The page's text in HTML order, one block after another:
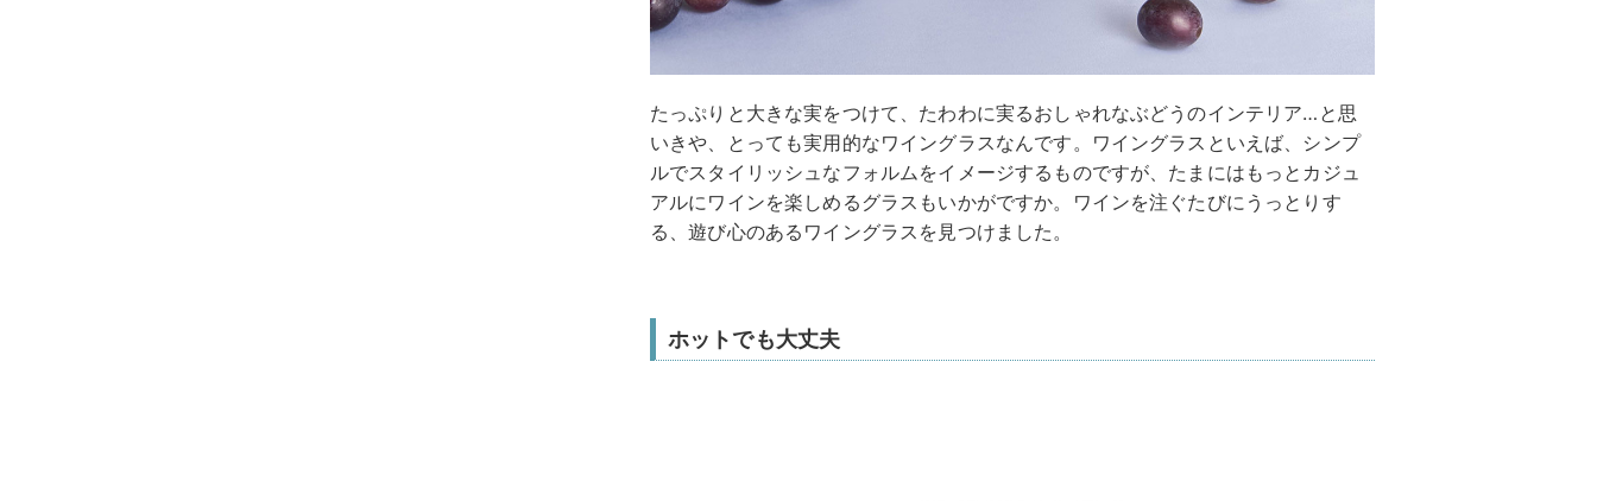
たっぷりと大きな実をつけて、たわわに実るおしゃれなぶどうのインテリア…と思
いきや、とっても実用的なワイングラスなんです。ワイングラスといえば、シンプ
ルでスタイリッシュなフォルムをイメージするものですが、たまにはもっとカジュ
アルにワインを楽しめるグラスもいかがですか。ワインを注ぐたびにうっとりす
る、遊び心のあるワイングラスを見つけました。
ホットでも大丈夫